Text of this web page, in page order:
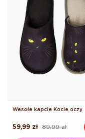
Wesołe kapcie Kocie oczy
Cena
89,99 zł
Cena
59,99 zł